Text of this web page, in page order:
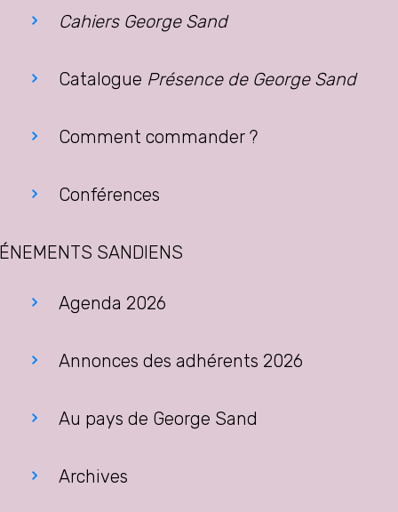
Cahiers George Sand
Catalogue Présence de George Sand
Comment commander ?
Conférences
SANDIENS
Agenda 2026
Annonces des adhérents 2026
Au pays de George Sand
Archives